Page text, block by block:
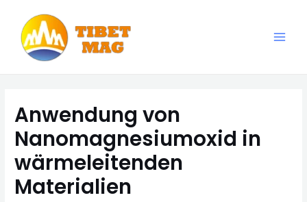
content
Anwendung von
Nanomagnesiumoxid in
wärmeleitenden
Materialien